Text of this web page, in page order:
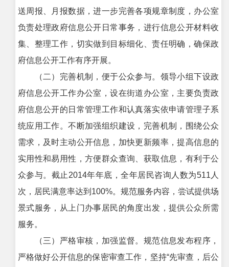
送周报、月报数据，进一步完善各项规章制度，办公室
负责处理政府信息公开日常事务，进行信息公开材料收
集、整理工作，切实做到目标细化、责任明确，确保政
府信息公开工作有序开展。
（二）完善机制，便于公众参与。领导小组下设政
府信息公开工作办公室，设在街道办公室，主要负责政
府信息公开的日常管理工作和认真落实依申请管理子系
统应用工作。不断加强组织建设，完善机制，围绕公众
需求，及时主动公开信息，加快更新频率，提高信息的
实用性和易用性，方便群众查询、获取信息，有利于公
众参与。截止2014年年底，全年居民咨询人数为511人
次，居民满意率达到100%。规范服务内容，尝试提供场
景式服务，从上门办事居民的角度出发，提供公众所需
服务。
（三）严格审核，加强监督。规范信息发布程序，
严格做好公开信息的保密审查工作，坚持“先审查，后公